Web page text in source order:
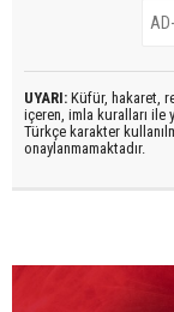
UYARI: Küfür, hakaret,
içeren, imla kuralları ile
Türkçe karakter
onaylanmamaktadır.